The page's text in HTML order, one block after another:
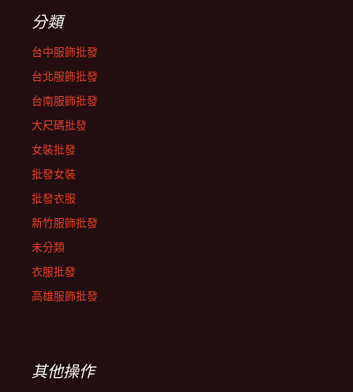
分類
台中服飾批發
台北服飾批發
台南服飾批發
大尺碼批發
女裝批發
批發女裝
批發衣服
新竹服飾批發
未分類
衣服批發
高雄服飾批發
其他操作